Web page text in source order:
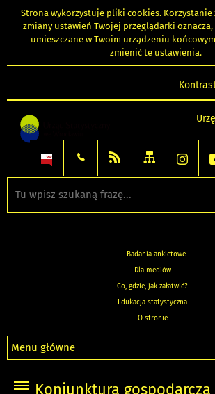
Strona wykorzystuje pliki cookies. Korzystanie
zmiany ustawień Twojej przeglądarki oznacza,
umieszczane w Twoim urządzeniu
zmienić te ustawienia.
Badania ankietowe
Dla mediów
Co, gdzie, jak załatwić?
Edukacja statystyczna
O stronie
Menu główne
Koniunktura gospodarcza